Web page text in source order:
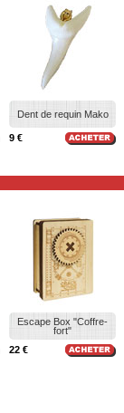
Dent de requin Mako
9 €
Escape Box "Coffre-
fort"
22 €